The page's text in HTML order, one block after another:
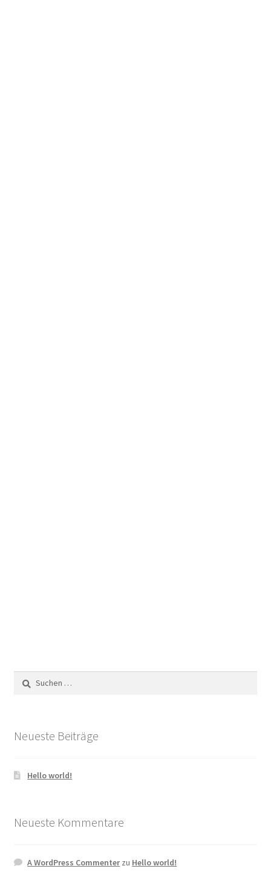
Suchen
nach:
Neueste Beiträge
Hello world!
Neueste Kommentare
A WordPress Commenterzu Hello world!